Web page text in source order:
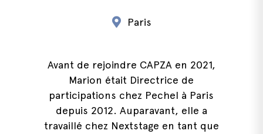
Paris
Avant de rejoindre CAPZA en 2021,
Marion était Directrice de
participations chez Pechel à Paris
depuis 2012. Auparavant, elle a
travaillé chez Nextstage en tant que